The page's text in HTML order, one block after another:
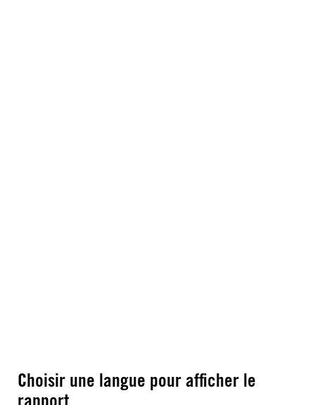
Choisir une langue pour afficher le
rapport